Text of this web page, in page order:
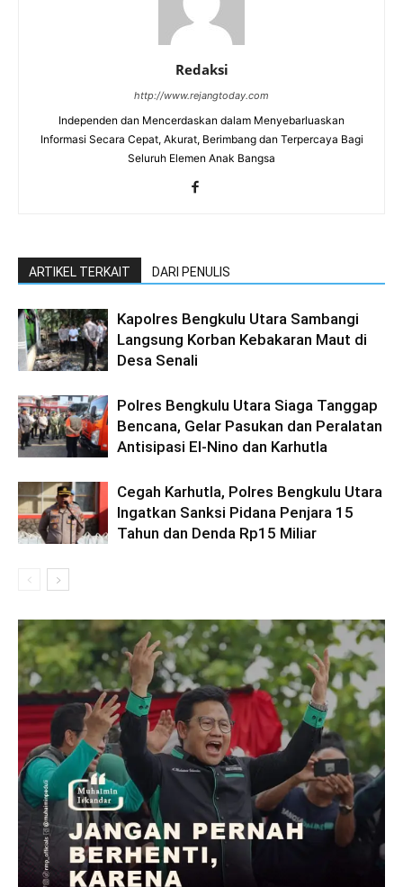
Redaksi
http://www.rejangtoday.com
Independen dan Mencerdaskan dalam Menyebarluaskan
Informasi Secara Cepat, Akurat, Berimbang dan Terpercaya Bagi
Seluruh Elemen Anak Bangsa
ARTIKEL TERKAIT DARI PENULIS
Kapolres Bengkulu Utara Sambangi
Langsung Korban Kebakaran Maut di
Desa Senali
Polres Bengkulu Utara Siaga Tanggap
Bencana, Gelar Pasukan dan Peralatan
Antisipasi El-Nino dan Karhutla
Cegah Karhutla, Polres Bengkulu Utara
Ingatkan Sanksi Pidana Penjara 15
Tahun dan Denda Rp15 Miliar